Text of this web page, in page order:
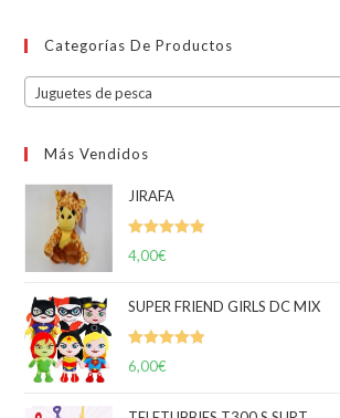
Categorías De Productos
Juguetes de pesca
Más Vendidos
JIRAFA
Valorado
4,00€
SUPER FRIEND GIRLS DC MIX
Valorado
6,00€